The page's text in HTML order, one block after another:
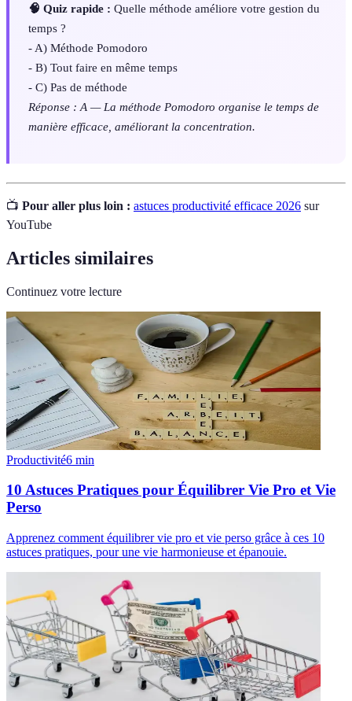
🧠 Quiz rapide : Quelle méthode améliore votre gestion du
temps ?
- A) Méthode Pomodoro
- B) Tout faire en même temps
- C) Pas de méthode
Réponse : A — La méthode Pomodoro organise le temps de
manière efficace, améliorant la concentration.
📺 Pour aller plus loin : astuces productivité efficace 2026 sur
YouTube
Articles similaires
Continuez votre lecture
Productivité6 min
10 Astuces Pratiques pour Équilibrer Vie Pro et Vie
Perso
Apprenez comment équilibrer vie pro et vie perso grâce à ces 10
astuces pratiques, pour une vie harmonieuse et épanouie.